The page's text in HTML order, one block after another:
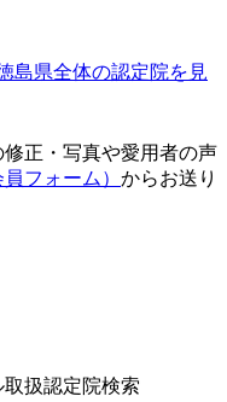
島県全体の認定院を見
正・写真や愛用者の声
フォーム） からお送り
扱認定院検索